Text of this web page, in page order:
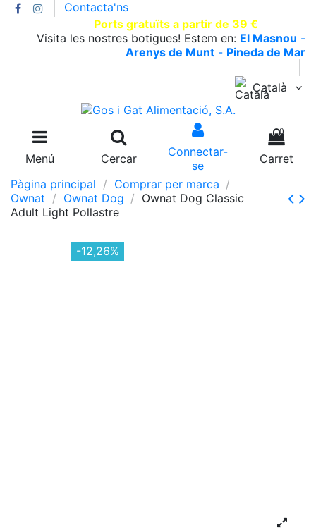
Contacta'ns
Ports gratuïts a partir de 39 €
Visita les nostres botigues! Estem en: El Masnou -
Arenys de Munt - Pineda de Mar
Català
Menú Cercar
Connectar-
se
0
Carret
Pàgina principal
Comprar per marca
Ownat
Ownat Dog
Ownat Dog Classic
Adult Light Pollastre
-12,26%